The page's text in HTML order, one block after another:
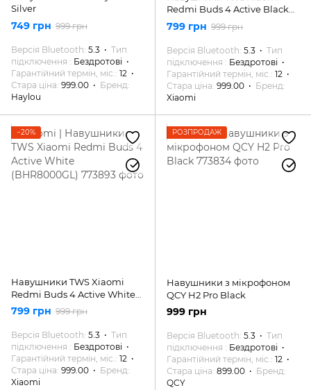
Silver
749 грн 999 грн
Версія Bluetooth 5.3
Тип
підключення
Бездротові
Гарантійний термін, міс.
12
Стара ціна 999.00
Бренд
Haylou
Redmi Buds 4 Active Black
(BHR6992GL)
799 грн 999 грн
Версія Bluetooth 5.3
Тип
підключення
Бездротові
Гарантійний термін, міс.
12
Стара ціна 999.00
Бренд
Xiaomi
−20%
Навушники TWS Xiaomi
Redmi Buds 4 Active White
(BHR8000GL)
799 грн 999 грн
Версія Bluetooth 5.3
Тип
підключення
Бездротові
Гарантійний термін, міс.
12
Стара ціна 999.00
Бренд
Xiaomi
РОЗПРОДАЖ
Навушники з мікрофоном
QCY H2 Pro Black
999 грн
Версія Bluetooth 5.3
Тип
підключення
Бездротові
Гарантійний термін, міс.
12
Стара ціна 899.00
Бренд
QCY